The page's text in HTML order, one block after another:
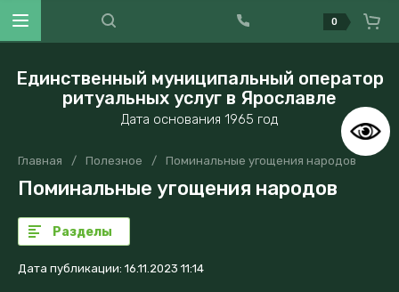
Единственный муниципальный оператор
ритуальных услуг в Ярославле
Дата основания 1965 год
0
Главная / Полезное / Поминальные угощения народов
Поминальные угощения народов
Разделы
Дата публикации: 16.11.2023 11:14